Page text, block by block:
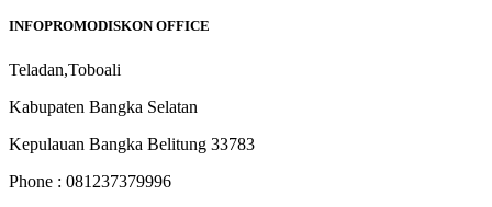
INFOPROMODISKON OFFICE
Teladan,Toboali
Kabupaten Bangka Selatan
Kepulauan Bangka Belitung 33783
Phone : 081237379996